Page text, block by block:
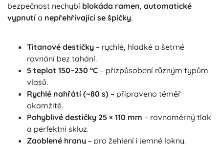
bezpečnost nechybí blokáda ramen, automatické
vypnutí a nepřehřívající se špičky.
Titanové destičky – rychlé, hladké a šetrné
rovnání bez tahání.
5 teplot 150–230 °C – přizpůsobení různým typům
vlasů.
Rychlé nahřátí (~80 s) – připraveno téměř
okamžitě.
Pohyblivé destičky 25 × 110 mm – rovnoměrný tlak
a perfektní skluz.
Zaoblené hrany – pro žehlení i jemné lokny.